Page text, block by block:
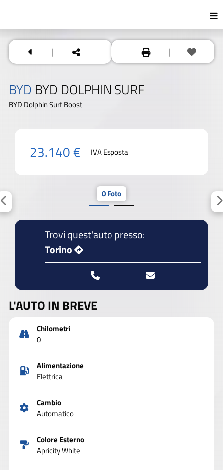
| |
BYD BYD DOLPHIN SURF
BYD Dolphin Surf Boost
23.140 € IVA Esposta
0 Foto
Trovi quest'auto presso:
Torino
L'AUTO IN BREVE
Chilometri
0
Alimentazione
Elettrica
Cambio
Automatico
Colore Esterno
Apricity White